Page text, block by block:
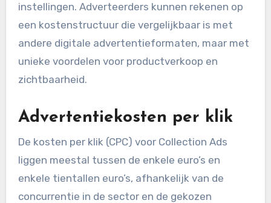
instellingen. Adverteerders kunnen rekenen op
een kostenstructuur die vergelijkbaar is met
andere digitale advertentieformaten, maar met
unieke voordelen voor productverkoop en
zichtbaarheid.
Advertentiekosten per klik
De kosten per klik (CPC) voor Collection Ads
liggen meestal tussen de enkele euro’s en
enkele tientallen euro’s, afhankelijk van de
concurrentie in de sector en de gekozen